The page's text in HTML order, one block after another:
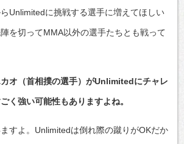
Unlimitedに挑戦する選手に増えてほしい
を切ってMMA以外の選手たちとも戦って
オ（首相撲の選手）がUnlimitedにチャレ
く強い可能性もありますよね。
ますよ。Unlimitedは倒れ際の蹴りがOKだか